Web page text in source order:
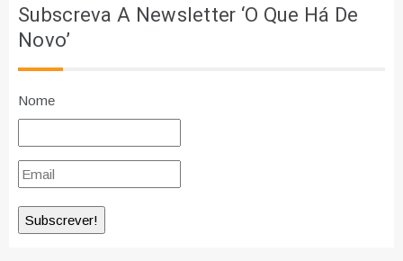
Subscreva A Newsletter ‘O Que Há De
Novo’
Nome